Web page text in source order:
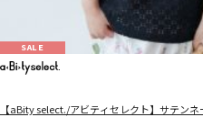
SALE
【aBity select./アビティセレクト】サテン